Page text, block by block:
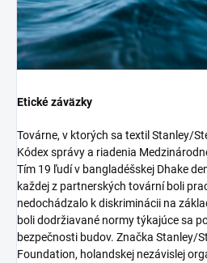
Etické záväzky
Továrne, v ktorých sa textil Stanley/
Kódex správy a riadenia
Tím 19 ľudí v bangladéšskej Dhake
každej z partnerských tovární boli
nedochádzalo k diskriminácii na
boli dodržiavané normy týkajúce sa
bezpečnosti budov. Značka Stanley/
Foundation, holandskej nezávislej